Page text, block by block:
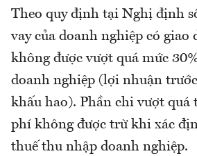
Theo quy định tại Nghị định
vay của doanh nghiệp có giao
không được vượt quá mức
doanh nghiệp (lợi nhuận
khấu hao). Phần chi vượt quá
phí không được trừ khi xác
thuế thu nhập doanh nghiệp.